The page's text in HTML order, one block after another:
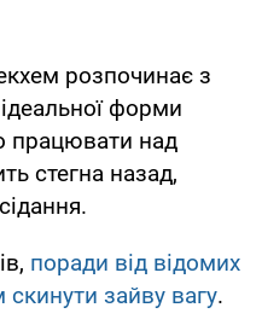
розпочинає з
форми
працювати над
стегна назад,
поради від відомих
зайву вагу.